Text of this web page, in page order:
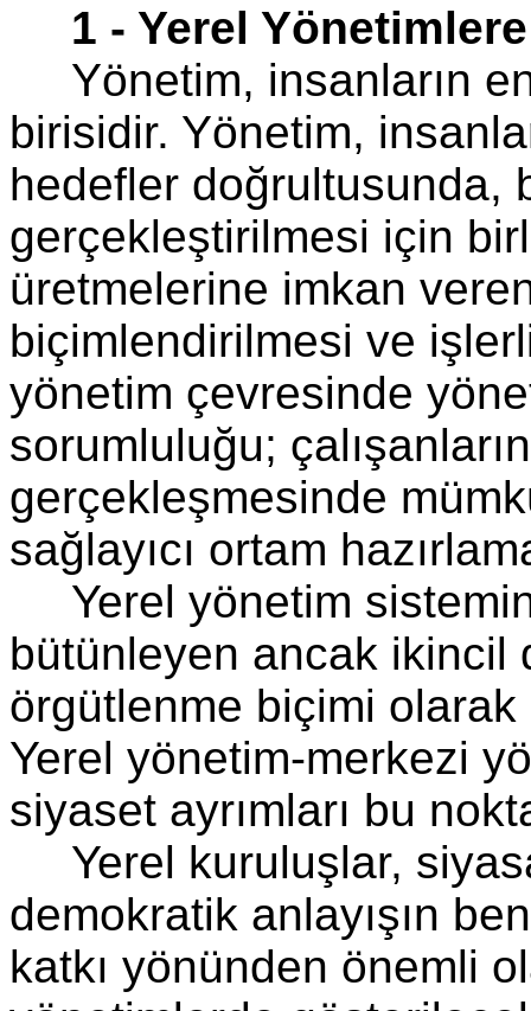
1 - Yerel
Yönetim, insanların
birisidir. Yönetim,
hedefler doğrultusunda,
gerçekleştirilmesi için
üretmelerine imkan
biçimlendirilmesi ve
yönetim çevresinde
sorumluluğu;
gerçekleşmesinde
sağlayıcı ortam
Yerel yönetim
bütünleyen ancak ikincil
örgütlenme biçimi
Yerel yönetim-merkezi
siyaset ayrımları bu
Yerel kuruluşlar,
demokratik anlayışın
katkı yönünden önemli